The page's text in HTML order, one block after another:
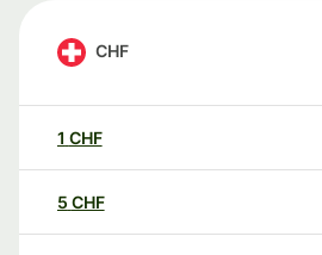
CHF
1 CHF
5 CHF